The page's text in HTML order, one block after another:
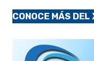
CONOCE MÁS DEL